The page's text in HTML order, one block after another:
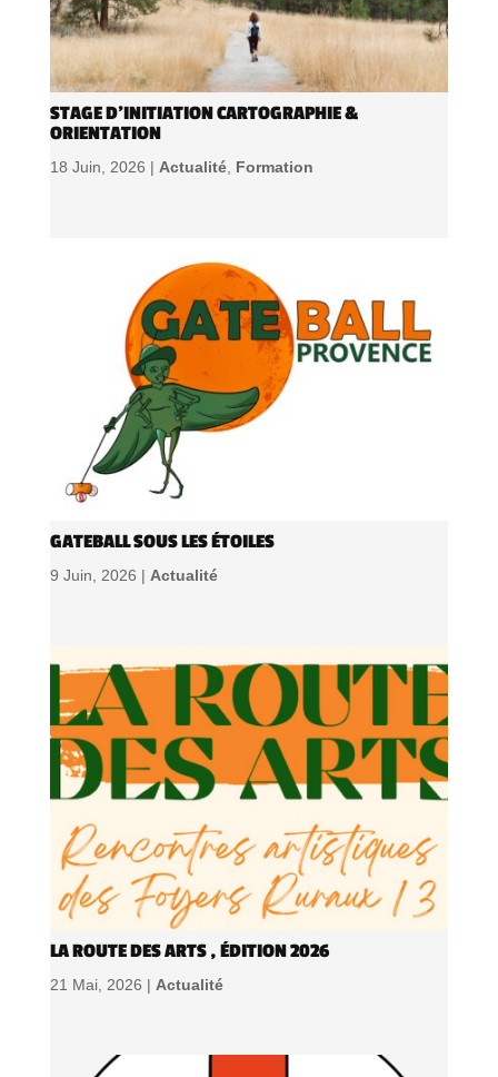
STAGE D’INITIATION CARTOGRAPHIE &
ORIENTATION
18 Juin, 2026 | Actualité, Formation
GATEBALL SOUS LES ÉTOILES
9 Juin, 2026 | Actualité
LA ROUTE DES ARTS , ÉDITION 2026
21 Mai, 2026 | Actualité